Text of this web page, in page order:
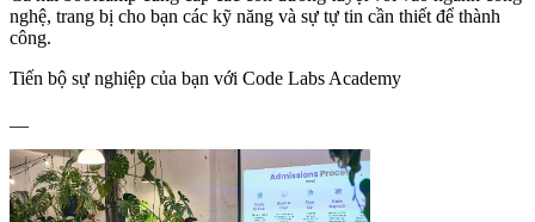
nghệ, trang bị cho bạn các kỹ năng và sự tự tin cần thiết để thành
công.
Tiến bộ sự nghiệp của bạn với Code Labs Academy